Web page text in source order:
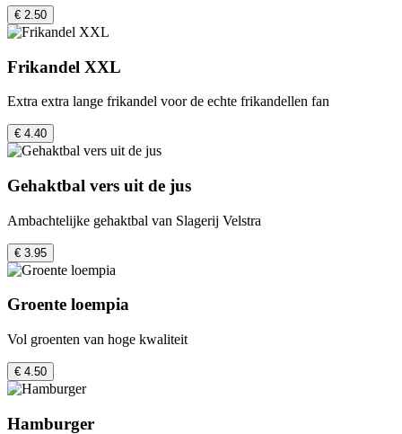
€ 2.50
Frikandel XXL
Extra extra lange frikandel voor de echte frikandellen fan
€ 4.40
Gehaktbal vers uit de jus
Ambachtelijke gehaktbal van Slagerij Velstra
€ 3.95
Groente loempia
Vol groenten van hoge kwaliteit
€ 4.50
Hamburger